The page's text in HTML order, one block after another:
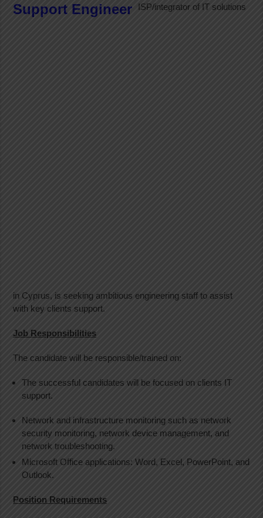
Support Engineer
ISP/integrator of IT solutions
in Cyprus, is seeking ambitious engineering staff to assist
with key clients support.
Job Responsibilities
The candidate will be responsible/trained on:
The successful candidates will be focused on clients IT
support.
Network and infrastructure monitoring such as network
security monitoring, network device management, and
network troubleshooting.
Microsoft Office applications: Word, Excel, PowerPoint, and
Outlook.
Position Requirements